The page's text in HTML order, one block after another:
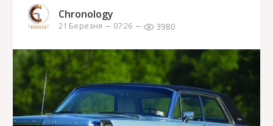
Chronology
21 Березня 07:26 3980